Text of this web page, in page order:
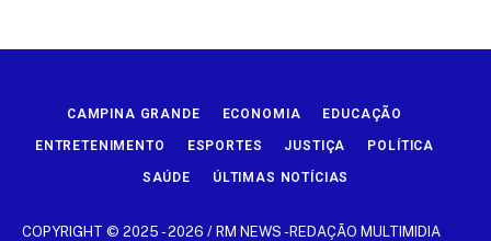
CAMPINA GRANDE ECONOMIA EDUCAÇÃO
ENTRETENIMENTO ESPORTES JUSTIÇA POLÍTICA
SAÚDE ÚLTIMAS NOTÍCIAS
COPYRIGHT © 2025 - 2026 / RM NEWS -REDAÇÃO MULTIMIDIA